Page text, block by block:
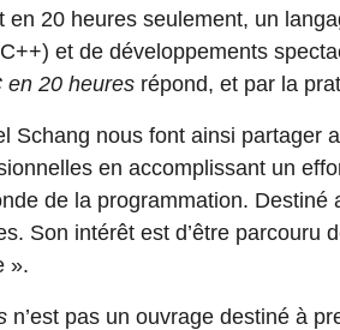
en 20 heures seulement, un
et de développements
en 20 heuresrépond, et par la
Schang nous font ainsi partager
en accomplissant un
de la programmation. Destiné
Son intérêt est d’être parcouru
».
n’est pas un ouvrage destiné à